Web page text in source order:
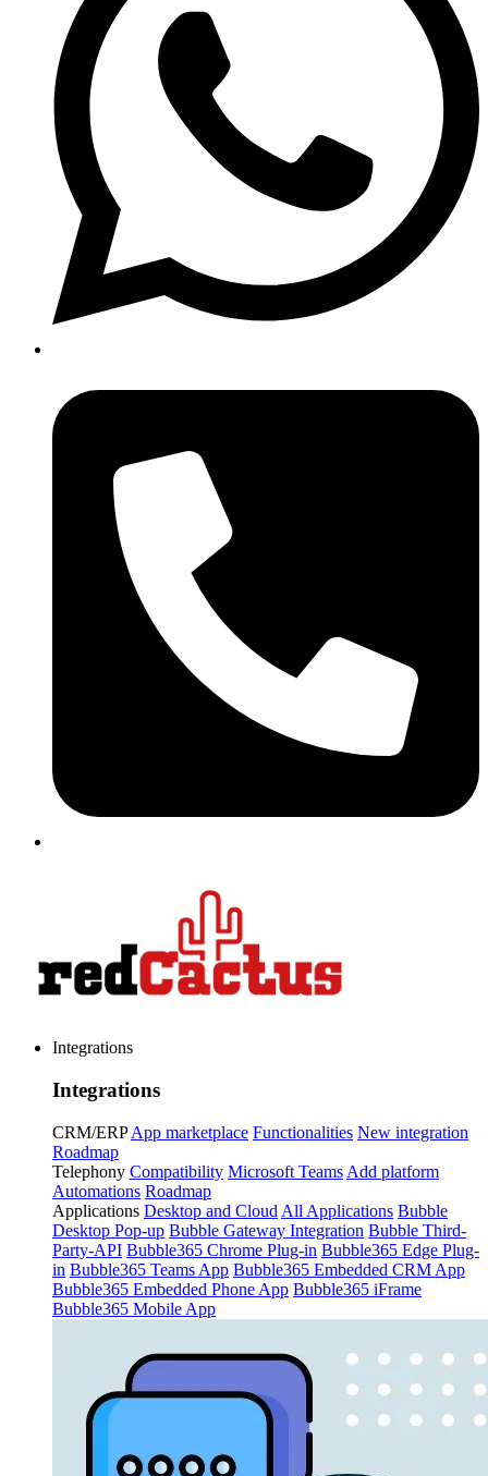
Integrations
Integrations
CRM/ERP App marketplace Functionalities New integration
Roadmap
Telephony Compatibility Microsoft Teams Add platform
Automations Roadmap
Applications Desktop and Cloud All Applications Bubble
Desktop Pop-up Bubble Gateway Integration Bubble Third-
Party-API Bubble365 Chrome Plug-in Bubble365 Edge Plug-
in Bubble365 Teams App Bubble365 Embedded CRM App
Bubble365 Embedded Phone App Bubble365 iFrame
Bubble365 Mobile App